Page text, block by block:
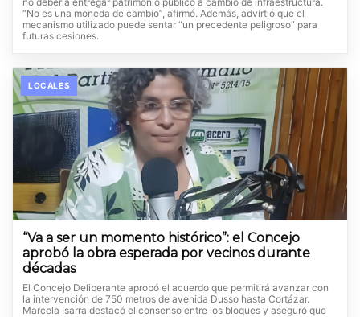
“No es una moneda de cambio”, afirmó. Además, advirtió que el
mecanismo utilizado puede sentar “un precedente peligroso” para
futuras cesiones.
LOCALES
“Va a ser un momento histórico”: el Concejo
aprobó la obra esperada por vecinos durante
décadas
El Concejo Deliberante aprobó el acuerdo que permitirá avanzar con
la intervención de 750 metros de avenida Dusso hasta Cortázar.
Marcela Isarra destacó el consenso entre los bloques y aseguró que